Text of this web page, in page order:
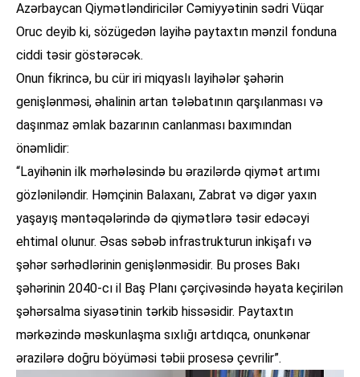
Azərbaycan Qiymətləndiricilər Cəmiyyətinin sədri Vüqar
Oruc deyib ki, sözügedən layihə paytaxtın mənzil fonduna
ciddi təsir göstərəcək.
Onun fikrincə, bu cür iri miqyaslı layihələr şəhərin
genişlənməsi, əhalinin artan tələbatının qarşılanması və
daşınmaz əmlak bazarının canlanması baxımından
önəmlidir:
“Layihənin ilk mərhələsində bu ərazilərdə qiymət artımı
gözləniləndir. Həmçinin Balaxanı, Zabrat və digər yaxın
yaşayış məntəqələrində də qiymətlərə təsir edəcəyi
ehtimal olunur. Əsas səbəb infrastrukturun inkişafı və
şəhər sərhədlərinin genişlənməsidir. Bu proses Bakı
şəhərinin 2040-cı il Baş Planı çərçivəsində həyata keçirilən
şəhərsalma siyasətinin tərkib hissəsidir. Paytaxtın
mərkəzində məskunlaşma sıxlığı artdıqca, onunkənar
ərazilərə doğru böyüməsi təbii prosesə çevrilir”.